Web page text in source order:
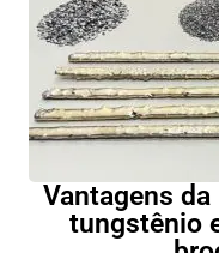
Vantagens
tungstênio